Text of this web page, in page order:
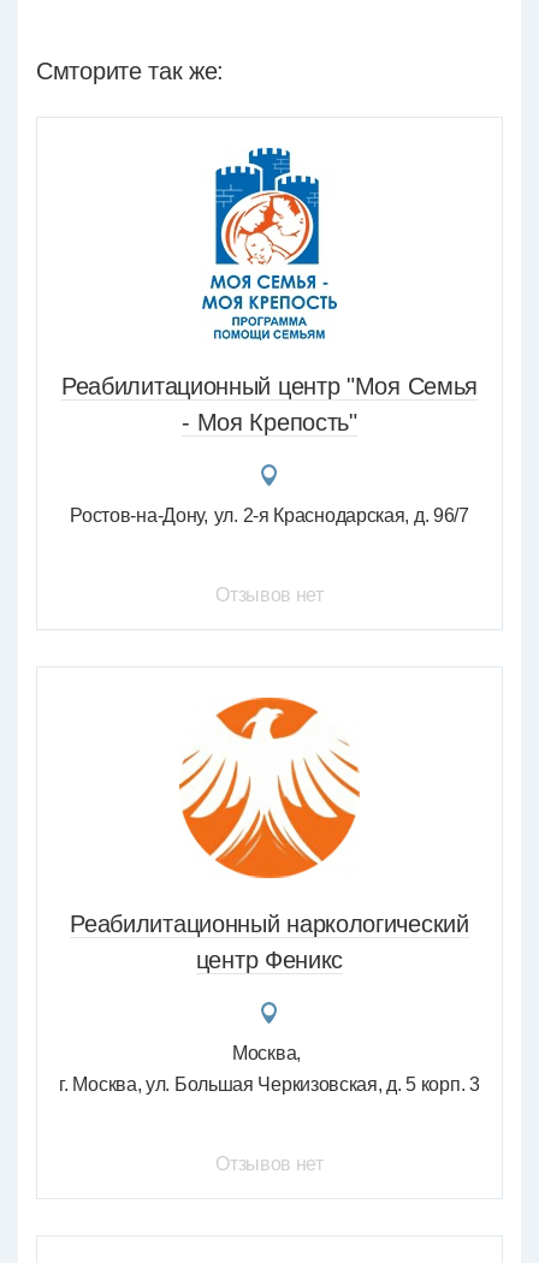
Смторите так же:
Реабилитационный центр "Моя Семья
- Моя Крепость"
Ростов-на-Дону ул. 2-я Краснодарская, д. 96/7
Отзывов нет
Реабилитационный наркологический
центр Феникс
Москва
г. Москва, ул. Большая Черкизовская, д. 5 корп. 3
Отзывов нет